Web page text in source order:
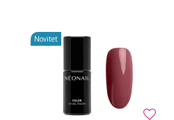
Novitet